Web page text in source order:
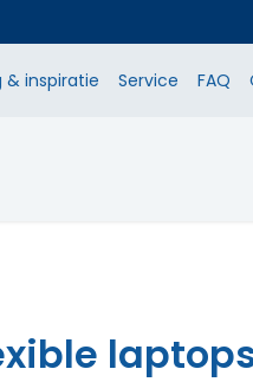
& inspiratie Service FAQ